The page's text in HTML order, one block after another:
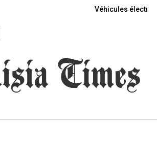
Véhicules